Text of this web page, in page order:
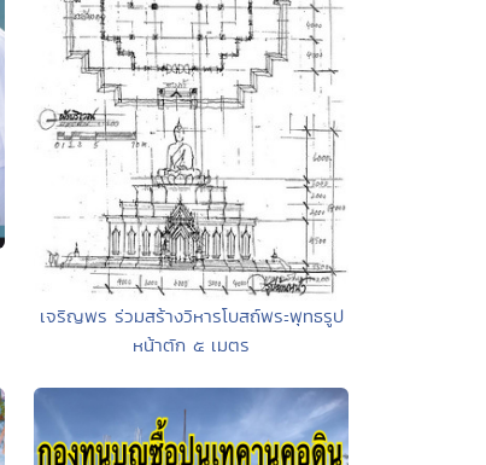
เจริญพร ร่วมสร้างวิหารโบสถ์พระพุทธรูป
หน้าตัก ๕ เมตร